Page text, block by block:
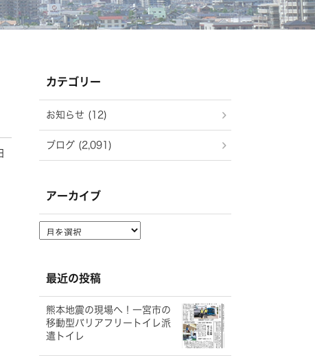
カテゴリー
お知らせ (12)
ブログ (2,091)
アーカイブ
ア
ー
ブ
最近の投稿
熊本地震の現場へ！一宮市の
移動型バリアフリートイレ派
遣トイレ